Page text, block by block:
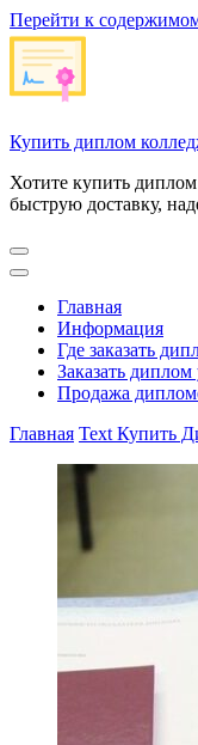
Перейти к
Купить диплом
Хотите купить
быструю доставку,
Главная
Информация
Где заказать
Заказать
Продажа
Главная Text Купить